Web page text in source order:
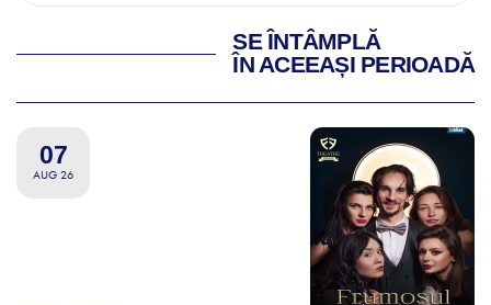
SE ÎNTÂMPLĂ
ÎN ACEEAȘI PERIOADĂ
07
AUG 26